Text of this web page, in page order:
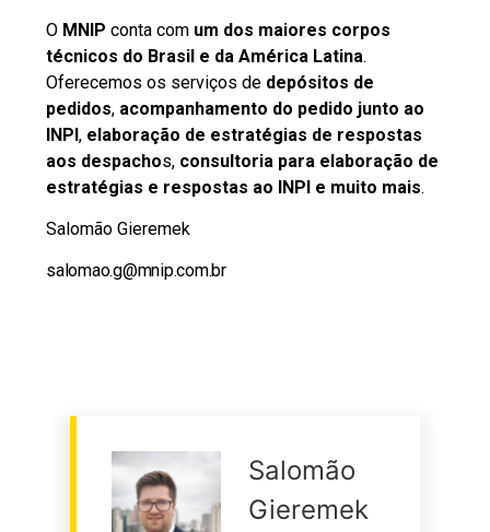
O MNIP conta com um dos maiores corpos
técnicos do Brasil e da América Latina.
Oferecemos os serviços de depósitos de
pedidos, acompanhamento do pedido junto ao
INPI, elaboração de estratégias de respostas
aos despachos, consultoria para elaboração de
estratégias e respostas ao INPI e muito mais.
Salomão Gieremek
salomao.g@mnip.com.br
Salomão
Gieremek